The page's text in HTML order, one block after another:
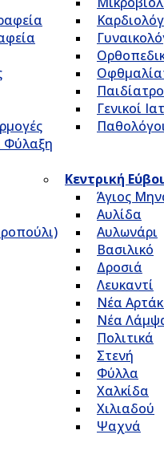
Φύλαξη
Γενικοί
Κεντρική
Άγιος
Αυλίδα
Αυλωνάρι
Βασιλικό
Δροσιά
Λευκαντί
Νέα
Νέα
Πολιτικά
Στενή
Φύλλα
Χαλκίδα
Χιλιαδού
Ψαχνά